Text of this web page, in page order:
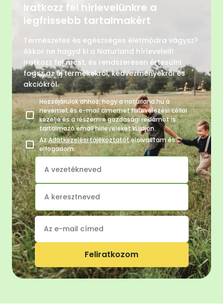
Iratkozz fel hírlevelünkre a
legfrissebb tartalmakért
Természetes és egészséges életmódra vágysz?
Akkor ne hagyd ki a Naturland hírleveleit!
Iratkozz fel most, és rendszeresen értesülni
fogsz az új termékekről, kedvezményekről és
akciókról.
Hozzájárulok ahhoz, hogy a naturland.hu a
nevemet és e-mail címemet hírlevelezési céllal
kezelje és a részemre gazdasági reklámot is
tartalmazó email hírleveleket küldjön.
AzAdatkezelési tájékoztatótelolvastam és
elfogadom.
Feliratkozom